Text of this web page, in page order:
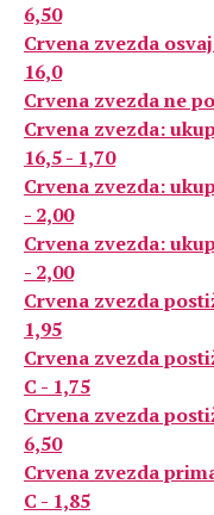
6,50
Crvena zvezda
16,0
Crvena zvezda ne
Crvena zvezda:
16,5 - 1,70
Crvena zvezda:
- 2,00
Crvena zvezda:
- 2,00
Crvena zvezda
1,95
Crvena zvezda
C - 1,75
Crvena zvezda
6,50
Crvena zvezda
C - 1,85